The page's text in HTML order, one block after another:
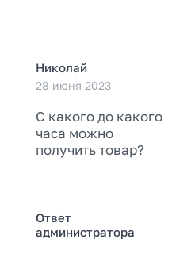
Николай
28 июня 2023
С какого до какого
часа можно
получить товар?
Ответ
администратора